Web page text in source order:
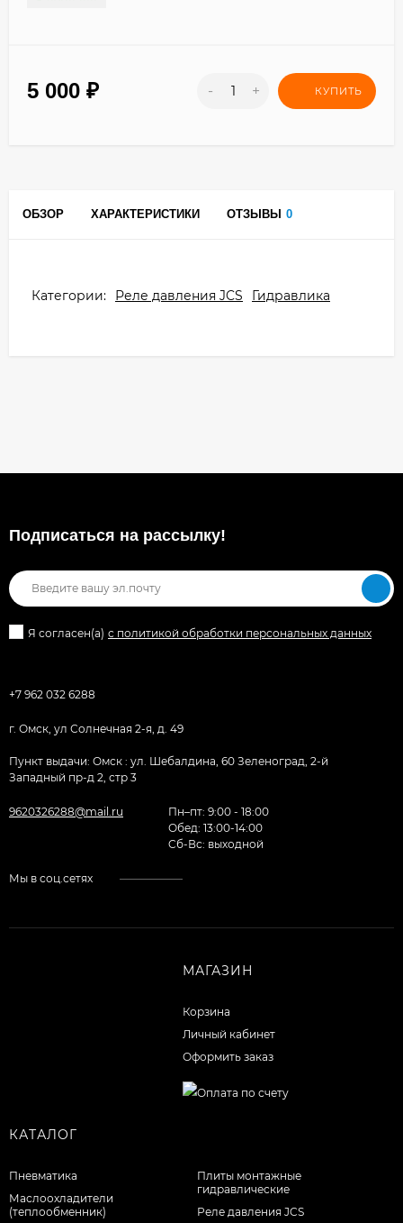
5 000 ₽ - + КУПИТЬ
ОБЗОР ХАРАКТЕРИСТИКИ ОТЗЫВЫ 0
Категории: Реле давления JCS Гидравлика
Подписаться на рассылкy!
Я согласен(a) с политикой обработки персональных данных
+7 962 032 6288
г. Омск, ул Солнечная 2-я, д. 49
Пункт выдачи: Омск : ул. Шебалдина, 60 Зеленоград, 2-й
Западный пр-д 2, стр 3
9620326288@mail.ru
Пн–пт: 9:00 - 18:00
Обед: 13:00-14:00
Cб-Вс: выходной
Мы в соц.сетях
МАГАЗИН
Корзина
Личный кабинет
Оформить заказ
КАТАЛОГ
Пневматика
Маслоохладители
(теплообменник)
Плиты монтажные
гидравлические
Реле давления JCS